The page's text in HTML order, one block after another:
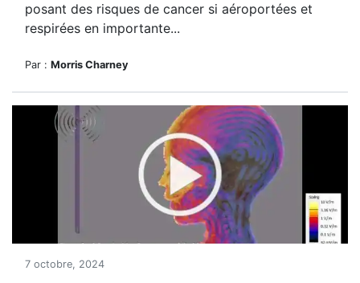
posant des risques de cancer si aéroportées et
respirées en importante...
Par : Morris Charney
7 octobre, 2024